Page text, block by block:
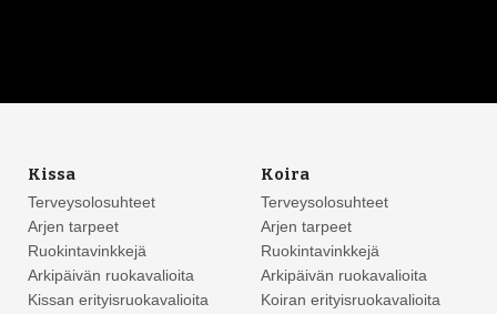
Kissa
Terveysolosuhteet
Arjen tarpeet
Ruokintavinkkejä
Arkipäivän ruokavalioita
Kissan erityisruokavalioita
Koira
Terveysolosuhteet
Arjen tarpeet
Ruokintavinkkejä
Arkipäivän ruokavalioita
Koiran erityisruokavalioita